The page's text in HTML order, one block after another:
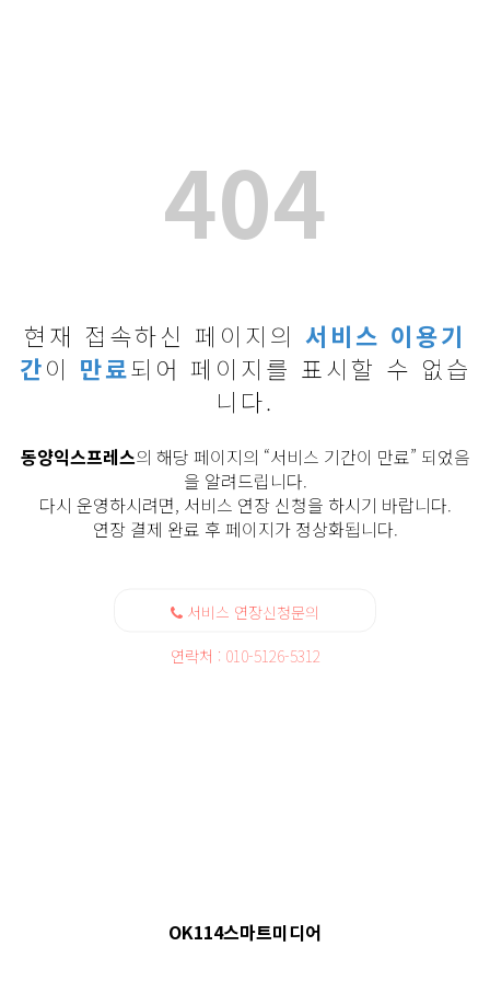
404
현재 접속하신 페이지의 서비스 이용기
간이 만료되어 페이지를 표시할 수 없습
니다.
동양익스프레스의 해당 페이지의 “서비스 기간이 만료” 되었음
을 알려드립니다.
다시 운영하시려면, 서비스 연장 신청을 하시기 바랍니다.
연장 결제 완료 후 페이지가 정상화됩니다.
서비스 연장신청문의
연락처 : 010-5126-5312
OK114스마트미디어